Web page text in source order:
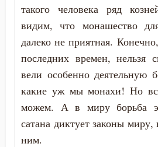
такого человека ряд
видим, что монашество
далеко не приятная.
последних времен, нельзя
вели особенно деятельную
какие уж мы монахи! Но
можем. А в миру борьба
сатана диктует законы
ним.